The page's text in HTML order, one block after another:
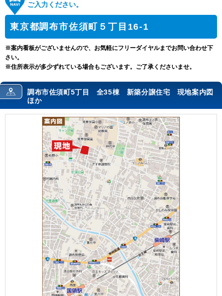
ご入力ください。
東京都調布市佐須町５丁目16‐1
※案内看板がございませんので、お気軽にフリーダイヤルまでお問い合わせ下
さい。
※住所表示が多少ずれている場合もございます。ご了承くださいませ。
調布市佐須町5丁目 全35棟 新築分譲住宅 現地案内図
ほか